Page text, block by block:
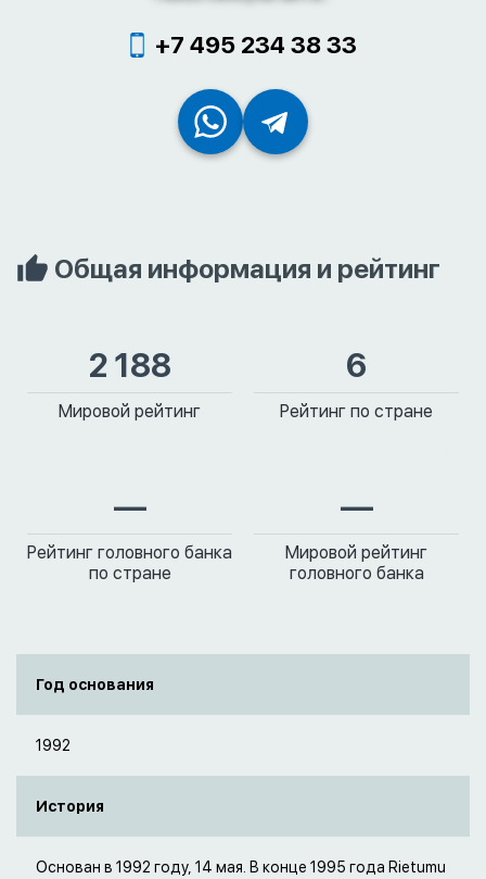
+7 495 234 38 33
Общая информация и рейтинг
2 188
Мировой рейтинг
6
Рейтинг по стране
—
Рейтинг головного банка
по стране
—
Мировой рейтинг
головного банка
Год основания
1992
История
Основан в 1992 году, 14 мая. В конце 1995 года Rietumu